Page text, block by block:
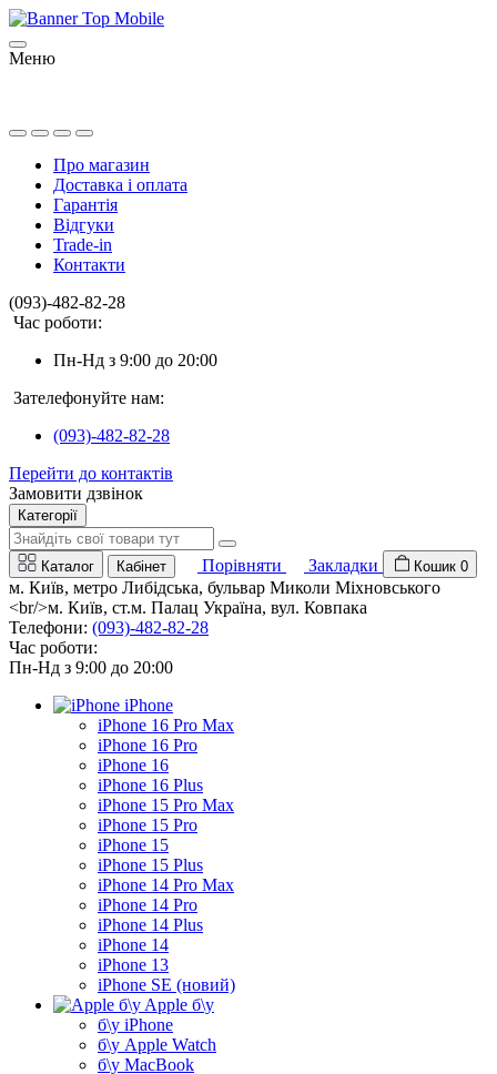
Меню
Про магазин
Доставка і оплата
Гарантія
Відгуки
Trade-in
Контакти
(093)-482-82-28
Час роботи:
Пн-Нд з 9:00 до 20:00
Зателефонуйте нам:
(093)-482-82-28
Перейти до контактів
Замовити дзвінок
Категорії
Каталог Кабінет Порівняти Закладки Кошик 0
м. Київ, метро Либідська, бульвар Миколи Міхновського
<br/>м. Київ, ст.м. Палац Україна, вул. Ковпака
Телефони: (093)-482-82-28
Час роботи:
Пн-Нд з 9:00 до 20:00
iPhone
iPhone 16 Pro Max
iPhone 16 Pro
iPhone 16
iPhone 16 Plus
iPhone 15 Pro Max
iPhone 15 Pro
iPhone 15
iPhone 15 Plus
iPhone 14 Pro Max
iPhone 14 Pro
iPhone 14 Plus
iPhone 14
iPhone 13
iPhone SE (новий)
Apple б\у
б\у iPhone
б\у Apple Watch
б\у MacBook